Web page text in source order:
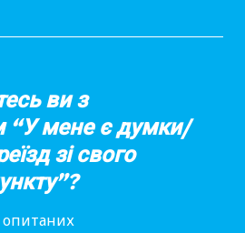
ви з
“У мене є думки/
зі свого
опитаних